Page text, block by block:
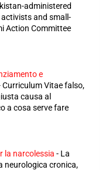
administered
and small-
Action Committee
e
Curriculum Vitae falso,
causa al
a cosa serve fare
la narcolessia - La
neurologica cronica,